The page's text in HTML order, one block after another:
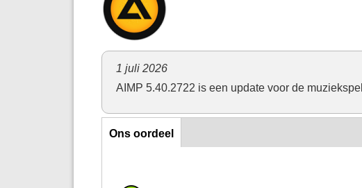
1 juli 2026
AIMP 5.40.2722 is een update voor de
Horizontal Tabs
Ons oordeel